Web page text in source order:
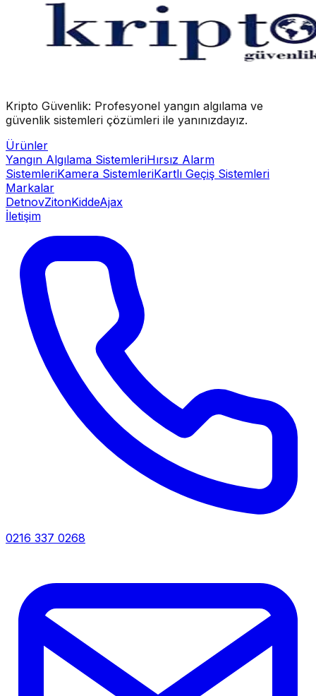
Kripto Güvenlik: Profesyonel yangın algılama ve
güvenlik sistemleri çözümleri ile yanınızdayız.
Ürünler
Yangın Algılama SistemleriHırsız Alarm
SistemleriKamera SistemleriKartlı Geçiş Sistemleri
Markalar
DetnovZitonKiddeAjax
İletişim
0216 337 0268